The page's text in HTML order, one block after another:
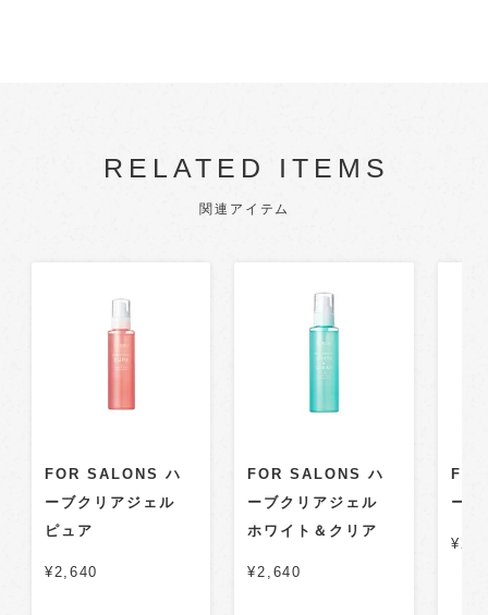
RELATED ITEMS
関連アイテム
FOR SALONS ハ
ーブクリアジェル
ピュア
¥2,640
FOR SALONS ハ
ーブクリアジェル
ホワイト＆クリア
¥2,640
ーブ